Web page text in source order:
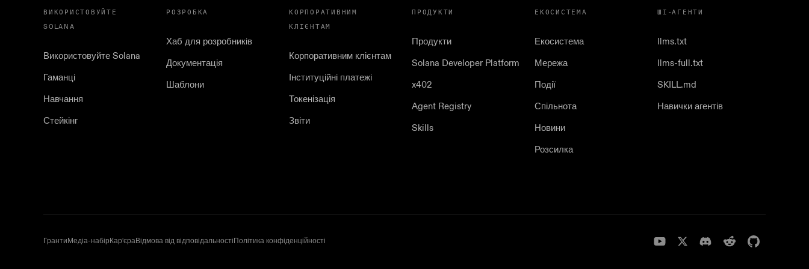
ВИКОРИСТОВУЙТЕ
SOLANA
Використовуйте Solana
Гаманці
Навчання
Стейкінг
РОЗРОБКА
Хаб для розробників
Документація
Шаблони
КОРПОРАТИВНИМ
КЛІЄНТАМ
Корпоративним клієнтам
Інституційні платежі
Токенізація
Звіти
ПРОДУКТИ
Продукти
Solana Developer Platform
x402
Agent Registry
Skills
ЕКОСИСТЕМА
Екосистема
Мережа
Події
Спільнота
Новини
Розсилка
ШІ-АГЕНТИ
llms.txt
llms-full.txt
SKILL.md
Навички агентів
ГрантиМедіа-набірКар'єраВідмова від відповідальностіПолітика конфіденційності